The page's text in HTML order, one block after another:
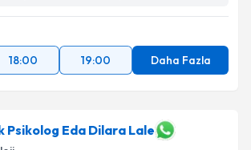
18:00 19:00 Daha Fazla
Psikolog Eda Dilara Lale